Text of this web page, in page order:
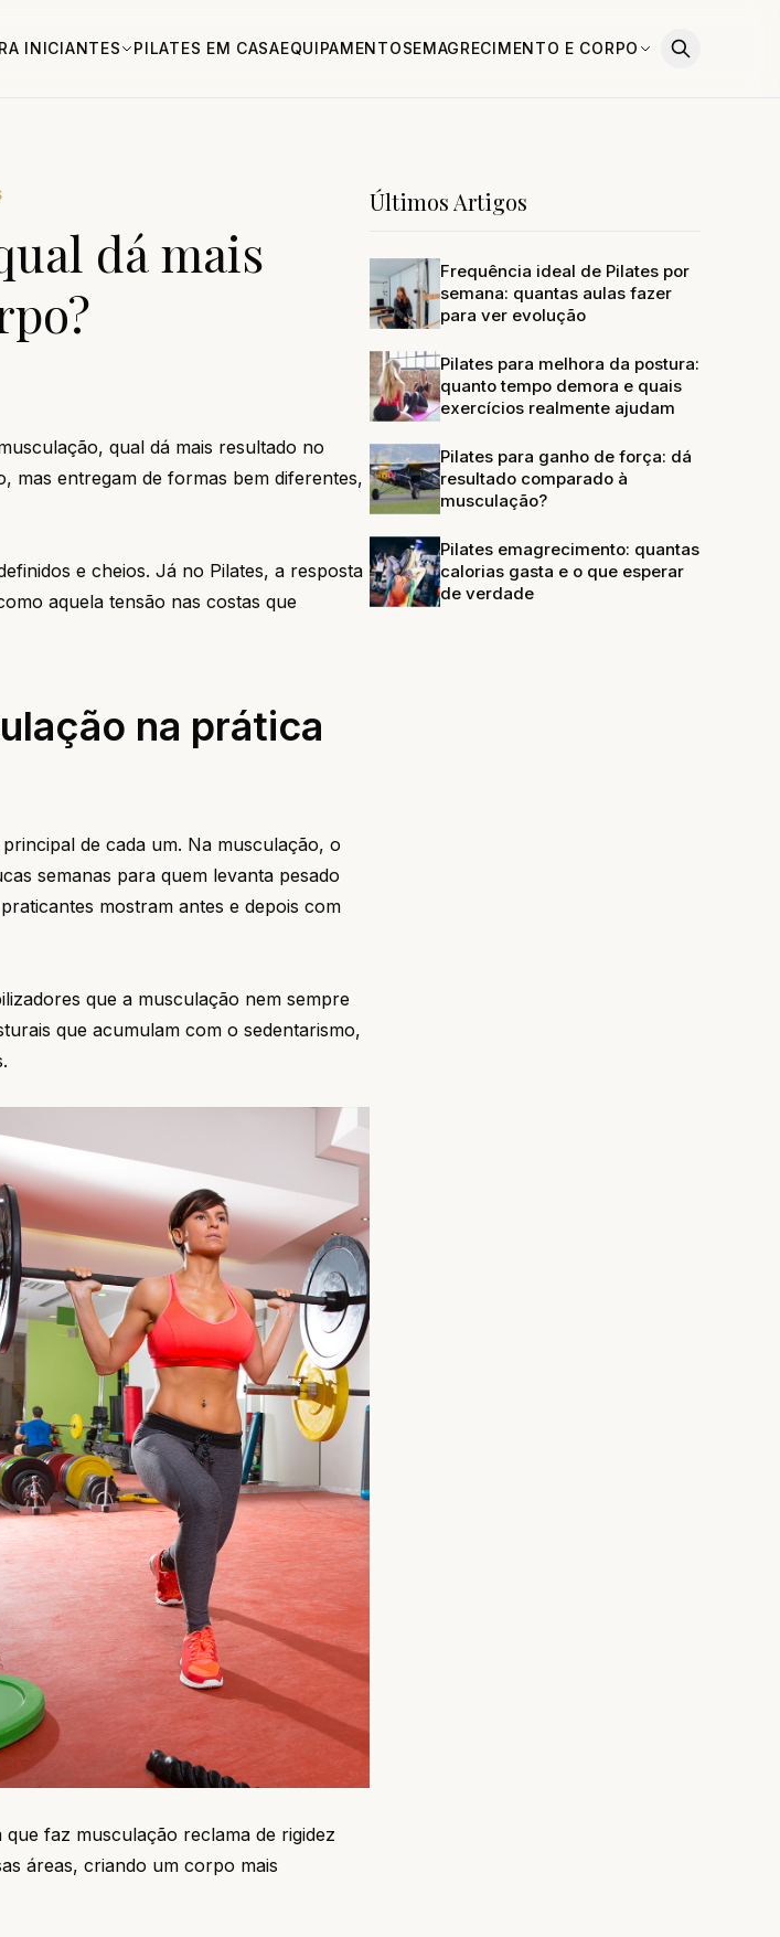
INICIANTES PILATES EM CASAEQUIPAMENTOSEMAGRECIMENTO E CORPO
dá mais
qual dá mais resultado no
mas entregam de formas bem diferentes,
e cheios. Já no Pilates, a resposta
aquela tensão nas costas que
na prática
de cada um. Na musculação, o
semanas para quem levanta pesado
mostram antes e depois com
que a musculação nem sempre
que acumulam com o sedentarismo,
faz musculação reclama de rigidez
áreas, criando um corpo mais
Últimos Artigos
Frequência ideal de Pilates por
semana: quantas aulas fazer
para ver evolução
Pilates para melhora da postura:
quanto tempo demora e quais
exercícios realmente ajudam
Pilates para ganho de força: dá
resultado comparado à
musculação?
Pilates emagrecimento: quantas
calorias gasta e o que esperar
de verdade